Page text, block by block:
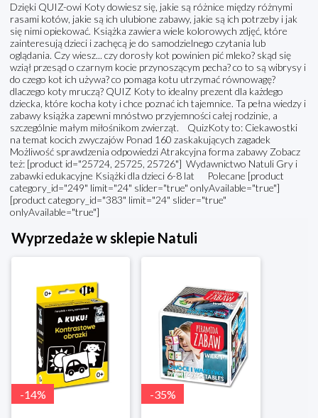
Dzięki QUIZ-owi Koty dowiesz się, jakie są różnice między różnymi
rasami kotów, jakie są ich ulubione zabawy, jakie są ich potrzeby i jak
się nimi opiekować. Książka zawiera wiele kolorowych zdjęć, które
zainteresują dzieci i zachęcą je do samodzielnego czytania lub
oglądania. Czy wiesz... czy dorosły kot powinien pić mleko? skąd się
wziął przesąd o czarnym kocie przynoszącym pecha? co to są wibrysy i
do czego kot ich używa? co pomaga kotu utrzymać równowagę?
dlaczego koty mruczą? QUIZ Koty to idealny prezent dla każdego
dziecka, które kocha koty i chce poznać ich tajemnice. Ta pełna wiedzy i
zabawy książka zapewni mnóstwo przyjemności całej rodzinie, a
szczególnie małym miłośnikom zwierząt. QuizKoty to: Ciekawostki
na temat kocich zwyczajów Ponad 160 zaskakujących zagadek
Możliwość sprawdzenia odpowiedzi Atrakcyjna forma zabawy Zobacz
też: [product id="25724, 25725, 25726"] Wydawnictwo Natuli Gry i
zabawki edukacyjne Książki dla dzieci 6-8 lat Polecane [product
category_id="249" limit="24" slider="true" onlyAvailable="true"]
[product category_id="383" limit="24" slider="true"
onlyAvailable="true"]
Wyprzedaże w sklepie Natuli
-14% -35%